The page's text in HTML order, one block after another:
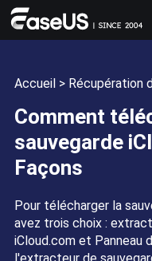
Accueil> Récupération
Comment
sauvegarde
Façons
Pour télécharger la
avez trois choix :
iCloud.com et Panneau